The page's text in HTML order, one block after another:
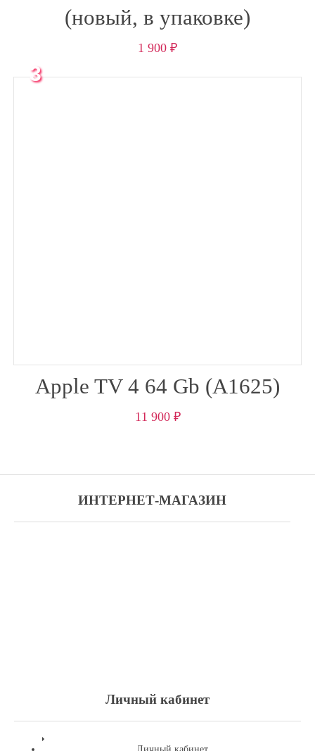
(новый, в упаковке)
1 900 ₽
Apple TV 4 64 Gb (A1625)
11 900 ₽
3
ИНТЕРНЕТ-МАГАЗИН
Личный кабинет